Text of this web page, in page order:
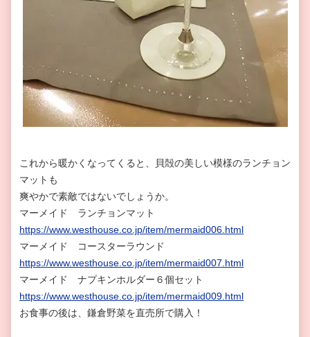
これから暖かくなってくると、貝殻の美しい模様のランチョン
マットも
爽やかで素敵ではないでしょうか。
マーメイド ランチョンマット
https://www.westhouse.co.jp/item/mermaid006.html
マーメイド コースターラウンド
https://www.westhouse.co.jp/item/mermaid007.html
マーメイド ナプキンホルダー６個セット
https://www.westhouse.co.jp/item/mermaid009.html
お食事の後は、鎌倉野菜を直売所で購入！